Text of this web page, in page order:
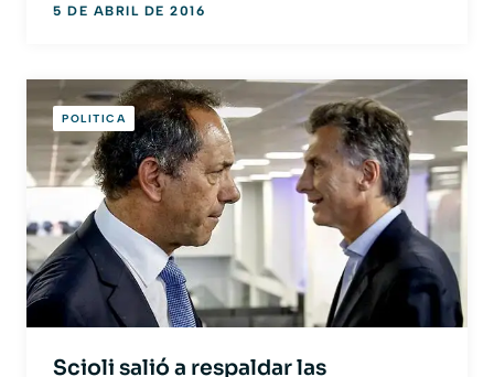
5 DE ABRIL DE 2016
POLITICA
Scioli salió a respaldar las